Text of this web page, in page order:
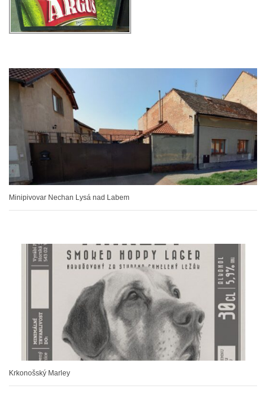
Minipivovar Nechan Lysá nad Labem
Krkonošský Marley